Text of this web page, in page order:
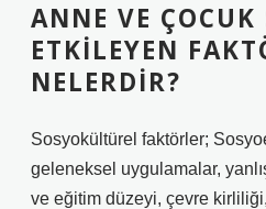
ANNE VE
ETKILEYEN
NELERDIR?
Sosyokültürel faktörler;
geleneksel uygulamalar,
ve eğitim düzeyi, çevre